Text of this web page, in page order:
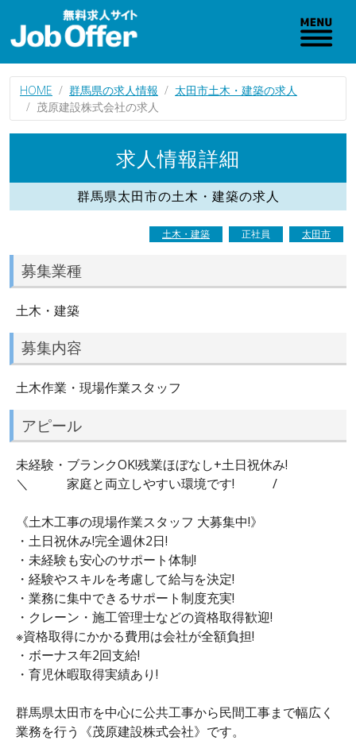
HOME 群馬県の求人情報
太田市土木・建築の求人
茂原建設株式会社の求人
求人情報詳細
群馬県太田市の土木・建築の求人
土木・建築 正社員 太田市
募集業種
土木・建築
募集内容
土木作業・現場作業スタッフ
アピール
未経験・ブランクOK!残業ほぼなし+土日祝休み!
＼ 家庭と両立しやすい環境です! /
《土木工事の現場作業スタッフ 大募集中!》
・土日祝休み!完全週休2日!
・未経験も安心のサポート体制!
・経験やスキルを考慮して給与を決定!
・業務に集中できるサポート制度充実!
・クレーン・施工管理士などの資格取得歓迎!
※資格取得にかかる費用は会社が全額負担!
・ボーナス年2回支給!
・育児休暇取得実績あり!
群馬県太田市を中心に公共工事から民間工事まで幅広く
業務を行う《茂原建設株式会社》です。